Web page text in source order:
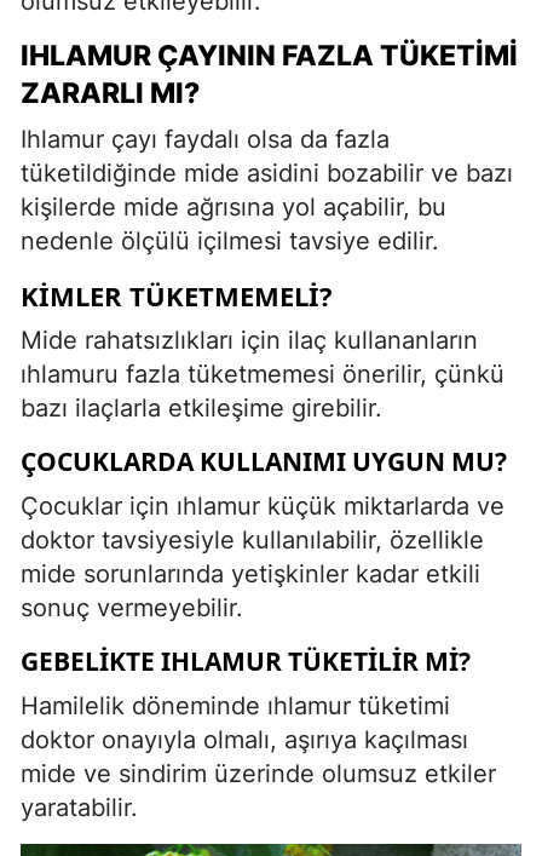
IHLAMUR ÇAYININ FAZLA TÜKETIMI
ZARARLI MI?
Ihlamur çayı faydalı olsa da fazla
tüketildiğinde mide asidini bozabilir ve bazı
kişilerde mide ağrısına yol açabilir, bu
nedenle ölçülü içilmesi tavsiye edilir.
KIMLER TÜKETMEMELI?
Mide rahatsızlıkları için ilaç kullananların
ıhlamuru fazla tüketmemesi önerilir, çünkü
bazı ilaçlarla etkileşime girebilir.
ÇOCUKLARDA KULLANIMI UYGUN MU?
Çocuklar için ıhlamur küçük miktarlarda ve
doktor tavsiyesiyle kullanılabilir, özellikle
mide sorunlarında yetişkinler kadar etkili
sonuç vermeyebilir.
GEBELIKTE IHLAMUR TÜKETILIR MI?
Hamilelik döneminde ıhlamur tüketimi
doktor onayıyla olmalı, aşırıya kaçılması
mide ve sindirim üzerinde olumsuz etkiler
yaratabilir.